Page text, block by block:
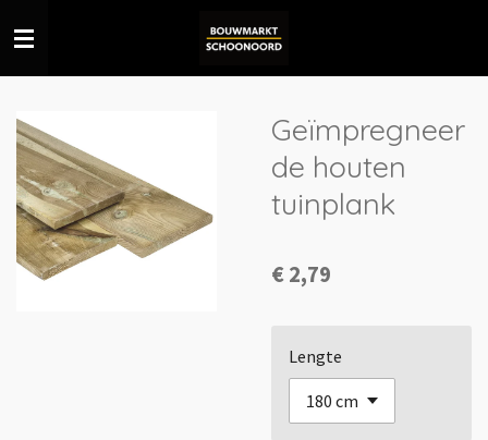
direct
naar
hoofdinhoud
Geïmpregneer
de houten
tuinplank
€ 2,79
Lengte